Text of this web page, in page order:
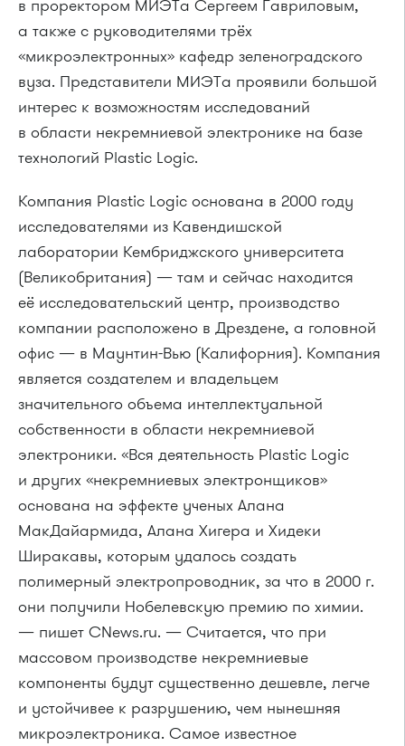
в проректором МИЭТа Сергеем Гавриловым,
а также с руководителями трёх
«микроэлектронных» кафедр зеленоградского
вуза. Представители МИЭТа проявили большой
интерес к возможностям исследований
в области некремниевой электронике на базе
технологий Plastic Logic.
Компания Plastic Logic основана в 2000 году
исследователями из Кавендишской
лаборатории Кембриджского университета
(Великобритания) — там и сейчас находится
её исследовательский центр, производство
компании расположено в Дрездене, а головной
офис — в Маунтин-Вью (Калифорния). Компания
является создателем и владельцем
значительного объема интеллектуальной
собственности в области некремниевой
электроники. «Вся деятельность Plastic Logic
и других «некремниевых электронщиков»
основана на эффекте ученых Алана
МакДайармида, Алана Хигера и Хидеки
Ширакавы, которым удалось создать
полимерный электропроводник, за что в 2000 г.
они получили Нобелевскую премию по химии.
— пишет CNews.ru. — Считается, что при
массовом производстве некремниевые
компоненты будут существенно дешевле, легче
и устойчивее к разрушению, чем нынешняя
микроэлектроника. Самое известное